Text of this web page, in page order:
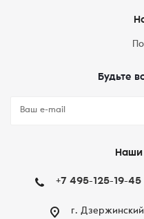
Будьте
Наши
+7 495-125-19-45
г.